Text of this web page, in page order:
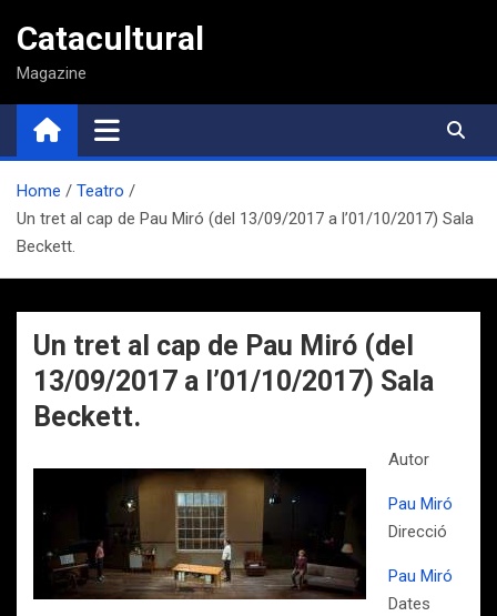
contenido
Catacultural
Magazine
Home
Teatro
Un tret al cap de Pau Miró (del 13/09/2017 a l’01/10/2017) Sala
Beckett.
Un tret al cap de Pau Miró (del
13/09/2017 a l’01/10/2017) Sala
Beckett.
Autor
Pau Miró
Direcció
Pau Miró
Dates